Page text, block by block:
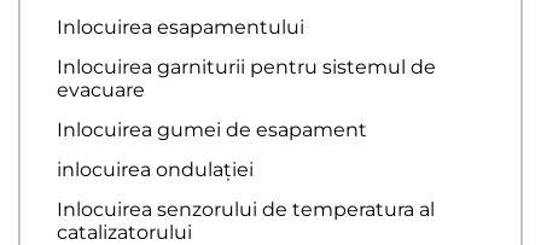
Inlocuirea esapamentului
Inlocuirea garniturii pentru sistemul de
evacuare
Inlocuirea gumei de esapament
inlocuirea ondulației
Inlocuirea senzorului de temperatura al
catalizatorului